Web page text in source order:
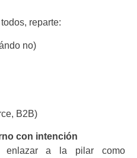
reparte:
no)
B2B)
con intención
enlazar a la pilar como